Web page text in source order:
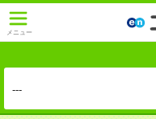
メニュー
---